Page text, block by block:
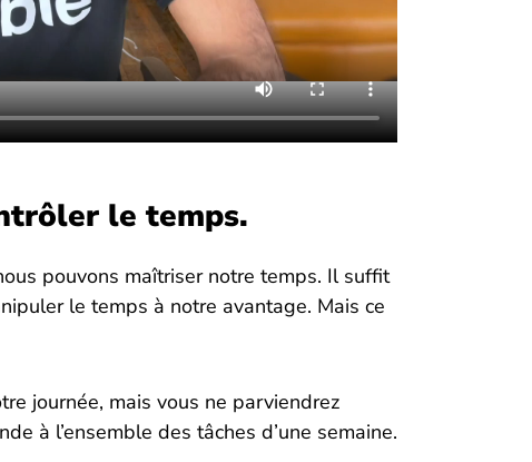
le temps.
pouvons maîtriser notre temps. Il suffit
le temps à notre avantage. Mais ce
journée, mais vous ne parviendrez
à l’ensemble des tâches d’une semaine.